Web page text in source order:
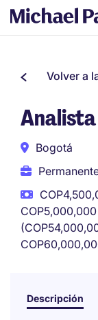
Volver a
Bogotá
Descripción